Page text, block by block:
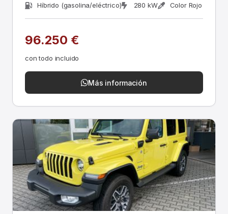
Híbrido (gasolina/eléctrico)
280 kW Color Rojo
96.250 €
con todo incluido
Más información